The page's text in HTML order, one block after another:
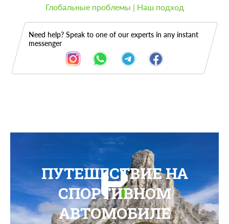
Глобальные проблемы | Наш подход
Need help? Speak to one of our experts in any instant
messenger
ПУТЕШЕСТВИЕ НА
СПОРТИВНОМ
АВТОМОБИЛЕ